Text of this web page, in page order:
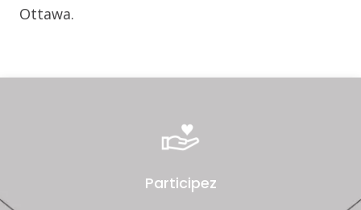
Ottawa.
Participez